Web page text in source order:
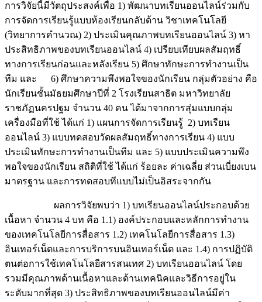
การวิจัยนี้มีวัตถุประสงค์เพื่อ 1) พัฒนาบทเรียนออนไลน์ร่วมกับ
การจัดการเรียนรู้แบบห้องเรียนกลับด้าน วิชาเทคโนโลยี
(วิทยาการคำนวณ) 2) ประเมินคุณภาพบทเรียนออนไลน์ 3) หา
ประสิทธิภาพของบทเรียนออนไลน์ 4) เปรียบเทียบผลสัมฤทธิ์
ทางการเรียนก่อนและหลังเรียน 5) ศึกษาทักษะการทำงานเป็น
ทีม และ 6) ศึกษาความพึงพอใจของนักเรียน กลุ่มตัวอย่าง คือ
นักเรียนชั้นมัธยมศึกษาปีที่ 2 โรงเรียนสาธิต มหาวิทยาลัย
ราชภัฏนครปฐม จำนวน 40 คน ได้มาจากการสุ่มแบบกลุ่ม
เครื่องมือที่ใช้ ได้แก่ 1) แผนการจัดการเรียนรู้ 2) บทเรียน
ออนไลน์ 3) แบบทดสอบวัดผลสัมฤทธิ์ทางการเรียน 4) แบบ
ประเมินทักษะการทำงานเป็นทีม และ 5) แบบประเมินความพึง
พอใจของนักเรียน สถิติที่ใช้ ได้แก่ ร้อยละ ค่าเฉลี่ย ส่วนเบี่ยงเบน
มาตรฐาน และการทดสอบทีแบบไม่เป็นอิสระจากกัน
ผลการวิจัยพบว่า 1) บทเรียนออนไลน์ประกอบด้วย
เนื้อหา จำนวน 4 บท คือ 1.1) องค์ประกอบและหลักการทำงาน
ของเทคโนโลยีการสื่อสาร 1.2) เทคโนโลยีการสื่อสาร 1.3)
อินเทอร์เน็ตและการบริการบนอินเทอร์เน็ต และ 1.4) การปฏิบัติ
ตนต่อการใช้เทคโนโลยีสารสนเทศ 2) บทเรียนออนไลน์ โดย
รวมมีคุณภาพด้านเนื้อหาและด้านเทคนิคและวิธีการอยู่ใน
ระดับมากที่สุด 3) ประสิทธิภาพของบทเรียนออนไลน์มีค่า